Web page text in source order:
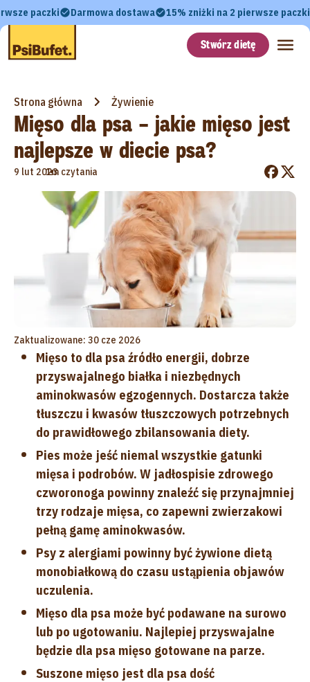
paczki Darmowa dostawa 15% zniżki na 2 pierwsze paczki
Stwórz dietę
Strona główna Żywienie
Mięso dla psa – jakie mięso jest
najlepsze w diecie psa?
9 lut 2023
•
1m czytania
Zaktualizowane: 30 cze 2026
Mięso to dla psa źródło energii, dobrze
przyswajalnego białka i niezbędnych
aminokwasów egzogennych. Dostarcza także
tłuszczu i kwasów tłuszczowych potrzebnych
do prawidłowego zbilansowania diety.
Pies może jeść niemal wszystkie gatunki
mięsa i podrobów. W jadłospisie zdrowego
czworonoga powinny znaleźć się przynajmniej
trzy rodzaje mięsa, co zapewni zwierzakowi
pełną gamę aminokwasów.
Psy z alergiami powinny być żywione dietą
monobiałkową do czasu ustąpienia objawów
uczulenia.
Mięso dla psa może być podawane na surowo
lub po ugotowaniu. Najlepiej przyswajalne
będzie dla psa mięso gotowane na parze.
Suszone mięso jest dla psa dość